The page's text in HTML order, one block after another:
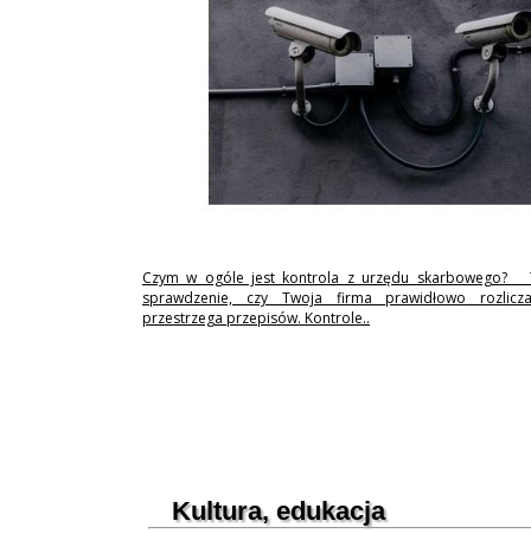
Czym w ogóle jest kontrola z urzędu skarbowego?
sprawdzenie, czy Twoja firma prawidłowo
przestrzega przepisów. Kontrole..
Kultura, edukacja